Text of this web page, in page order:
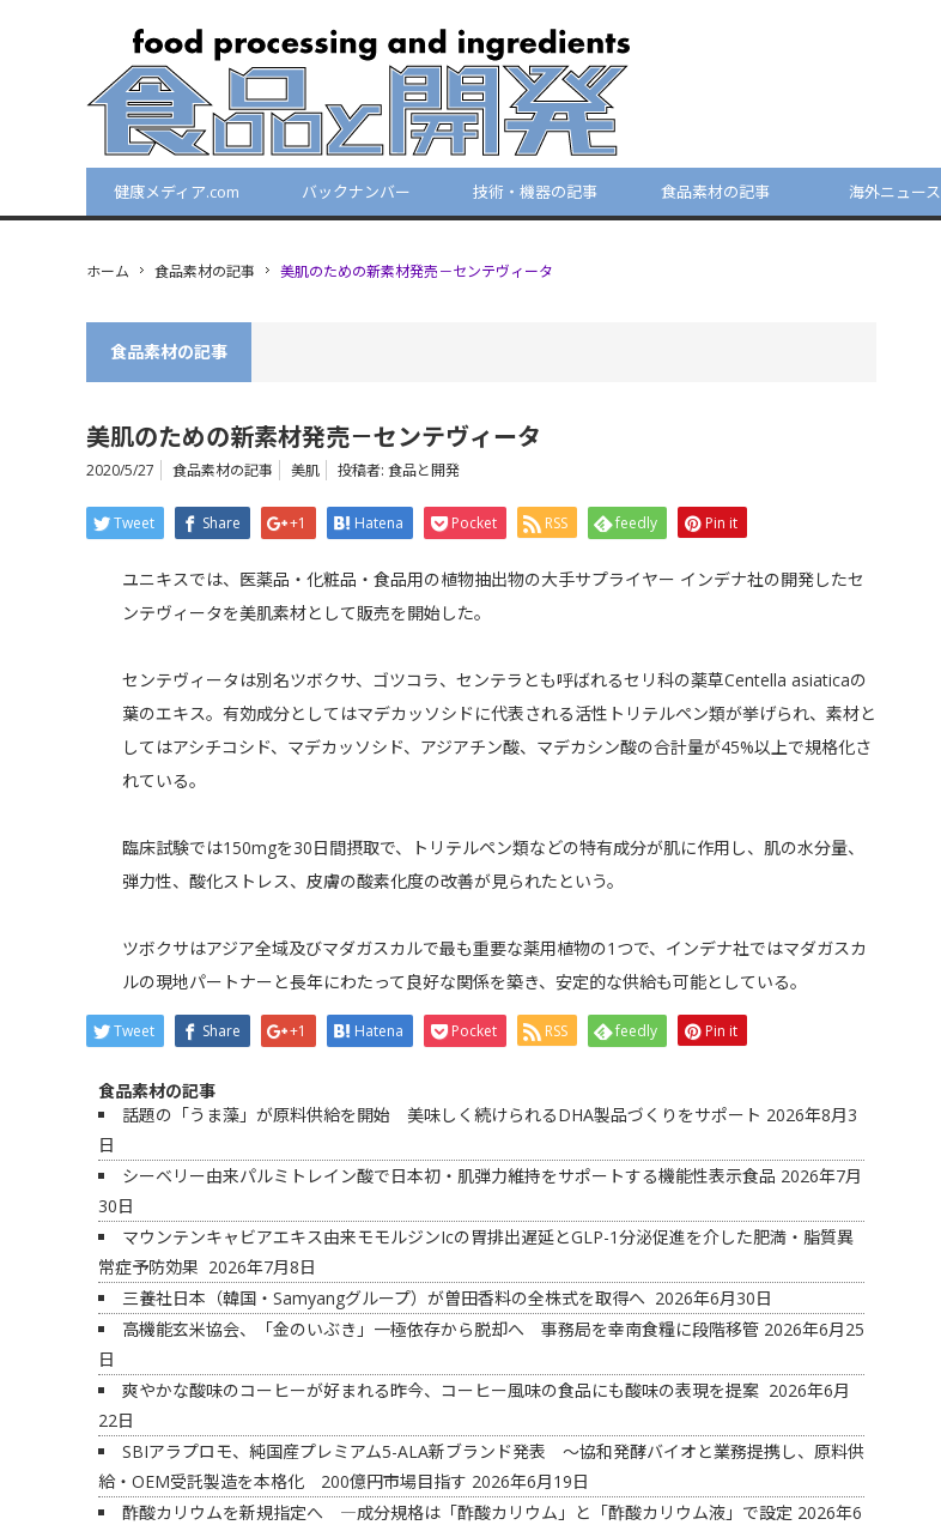
健康メディア.com バックナンバー 技術・機器の記事 食品素材の記事 海外ニュース
ホーム 食品素材の記事 美肌のための新素材発売－センテヴィータ
食品素材の記事
美肌のための新素材発売－センテヴィータ
2020/5/27 食品素材の記事 美肌 投稿者: 食品と開発
Tweet Share +1 Hatena Pocket RSS feedly Pin it
ユニキスでは、医薬品・化粧品・食品用の植物抽出物の大手サプライヤー インデナ社の開発したセ
ンテヴィータを美肌素材として販売を開始した。
センテヴィータは別名ツボクサ、ゴツコラ、センテラとも呼ばれるセリ科の薬草Centella asiaticaの
葉のエキス。有効成分としてはマデカッソシドに代表される活性トリテルペン類が挙げられ、素材と
してはアシチコシド、マデカッソシド、アジアチン酸、マデカシン酸の合計量が45%以上で規格化さ
れている。
臨床試験では150mgを30日間摂取で、トリテルペン類などの特有成分が肌に作用し、肌の水分量、
弾力性、酸化ストレス、皮膚の酸素化度の改善が見られたという。
ツボクサはアジア全域及びマダガスカルで最も重要な薬用植物の1つで、インデナ社ではマダガスカ
ルの現地パートナーと長年にわたって良好な関係を築き、安定的な供給も可能としている。
Tweet Share +1 Hatena Pocket RSS feedly Pin it
食品素材の記事
話題の「うま藻」が原料供給を開始 美味しく続けられるDHA製品づくりをサポート 2026年8月3
日
シーベリー由来パルミトレイン酸で日本初・肌弾力維持をサポートする機能性表示食品 2026年7月
30日
マウンテンキャビアエキス由来モモルジンIcの胃排出遅延とGLP-1分泌促進を介した肥満・脂質異
常症予防効果 2026年7月8日
三養社日本（韓国・Samyangグループ）が曽田香料の全株式を取得へ 2026年6月30日
高機能玄米協会、「金のいぶき」一極依存から脱却へ 事務局を幸南食糧に段階移管 2026年6月25
日
爽やかな酸味のコーヒーが好まれる昨今、コーヒー風味の食品にも酸味の表現を提案 2026年6月
22日
SBIアラプロモ、純国産プレミアム5-ALA新ブランド発表 ～協和発酵バイオと業務提携し、原料供
給・OEM受託製造を本格化 200億円市場目指す 2026年6月19日
酢酸カリウムを新規指定へ ―成分規格は「酢酸カリウム」と「酢酸カリウム液」で設定 2026年6